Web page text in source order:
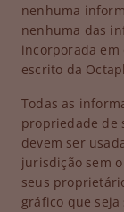
nenhuma
nenhuma das
incorporada
escrito da
Todas as
propriedade de
devem ser
jurisdição sem
seus
gráfico que